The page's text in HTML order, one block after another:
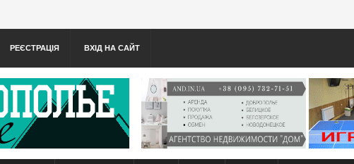
РЕЄСТРАЦІЯ ВХІД НА САЙТ